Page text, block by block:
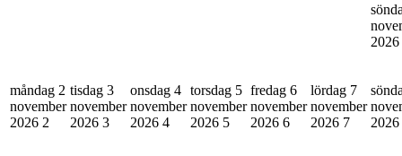
2026
måndag 2
november
2026 2
tisdag 3
november
2026 3
onsdag 4
november
2026 4
torsdag 5
november
2026 5
fredag 6
november
2026 6
lördag 7
november
2026 7
2026